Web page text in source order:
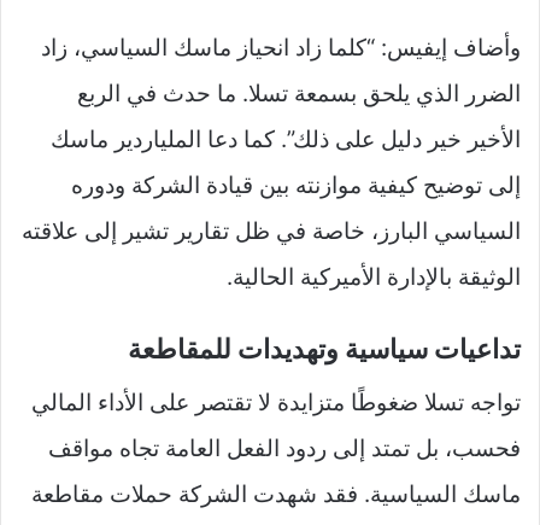
وأضاف إيفيس: “كلما زاد انحياز ماسك السياسي، زاد
الضرر الذي يلحق بسمعة تسلا. ما حدث في الربع
الأخير خير دليل على ذلك”. كما دعا الملياردير ماسك
إلى توضيح كيفية موازنته بين قيادة الشركة ودوره
السياسي البارز، خاصة في ظل تقارير تشير إلى علاقته
الوثيقة بالإدارة الأميركية الحالية.
تداعيات سياسية وتهديدات للمقاطعة
تواجه تسلا ضغوطًا متزايدة لا تقتصر على الأداء المالي
فحسب، بل تمتد إلى ردود الفعل العامة تجاه مواقف
ماسك السياسية. فقد شهدت الشركة حملات مقاطعة